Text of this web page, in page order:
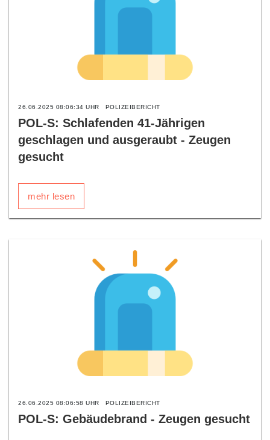
26.06.2025 08:06:34 UHR POLIZEIBERICHT
POL-S: Schlafenden 41-Jährigen
geschlagen und ausgeraubt - Zeugen
gesucht
mehr lesen
26.06.2025 08:06:58 UHR POLIZEIBERICHT
POL-S: Gebäudebrand - Zeugen gesucht